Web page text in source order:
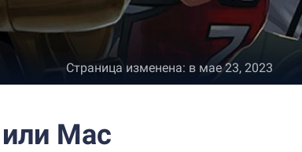
Страница изменена: в мае 23, 2023
Mac